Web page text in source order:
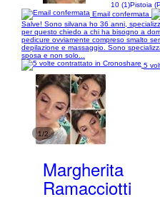
10 (1)Pistoia
Email confermata
Salve! Sono silvana ho 36 anni,
per questo chiedo a chi ha bisogno a
pedicure ovviamente compreso smalto
depilazione e massaggio. Sono
sposa e non solo...
5
1/2
Margherita
Ramacciotti